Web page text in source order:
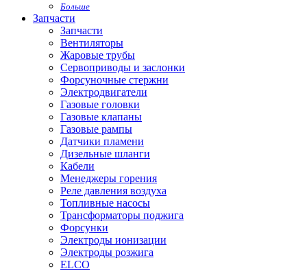
Больше
Запчасти
Запчасти
Вентиляторы
Жаровые трубы
Сервоприводы и заслонки
Форсуночные стержни
Электродвигатели
Газовые головки
Газовые клапаны
Газовые рампы
Датчики пламени
Дизельные шланги
Кабели
Менеджеры горения
Реле давления воздуха
Топливные насосы
Трансформаторы поджига
Форсунки
Электроды ионизации
Электроды розжига
ELCO